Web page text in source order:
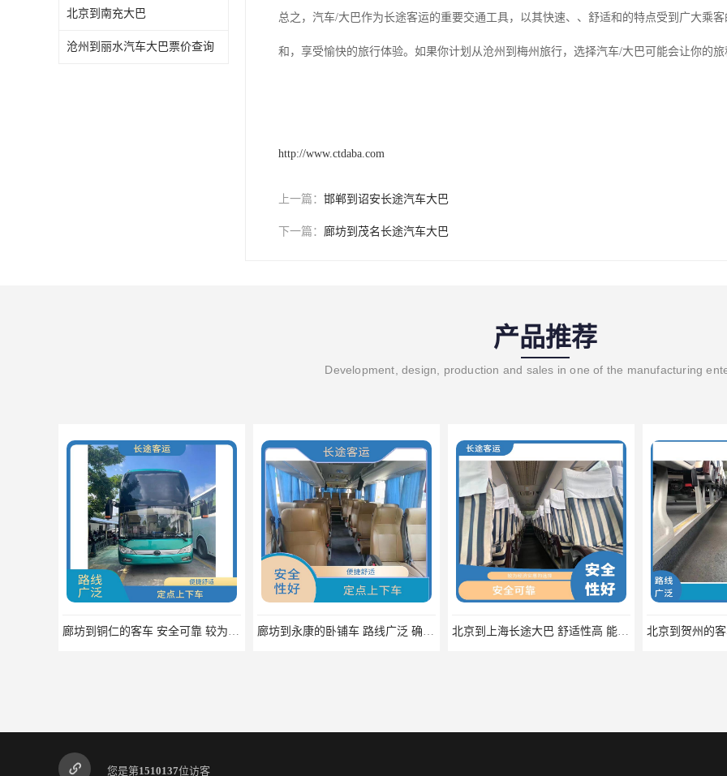
北京到南充大巴
沧州到丽水汽车大巴票价查询
总之，汽车/大巴作为长途客运的重要交通工具，以其快速、、舒适和的特点受到广大乘
和，享受愉快的旅行体验。如果你计划从沧州到梅州旅行，选择汽车/大巴可能会让你的旅
http://www.ctdaba.com
上一篇： 邯郸到诏安长途汽车大巴
下一篇： 廊坊到茂名长途汽车大巴
产品推荐
Development, design, production and sales in one of the manufacturing
廊坊到铜仁的客车 安全可靠 较为经济实惠的选择 廊坊到永康的卧铺车 路线广泛 确保有座位可用 北京到上海长途大巴 舒适性高 能够连接城市和乡村
您是第1510137位访客